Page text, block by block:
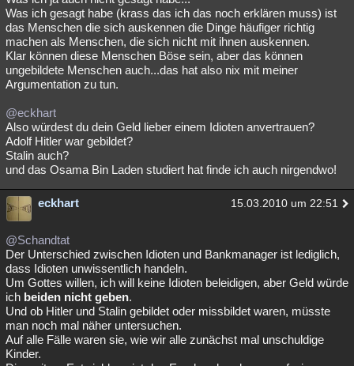
Philosophie Träume Orte Esoterik Literatur
Astronomie Helpdesk Gruppen Gaming Filme
Musik Clash Verbesserungen Allmystery English
Besucht Teilgenommen Alle Neue Geschlossen
Lesenswert
Was ich gesagt habe (krass das ich das noch erklären muss) ist
das Menschen die sich auskennen die Dinge häufiger richtig
machen als Menschen, die sich nicht mit ihnen auskennen.
Klar können diese Menschen Böse sein, aber das können
ungebildete Menschen auch...das hat also nix mit meiner
Argumentation zu tun.
@eckhart
Also würdest du dein Geld lieber einem Idioten anvertrauen?
Adolf Hitler war gebildet?
Stalin auch?
und das Osama Bin Laden studiert hat finde ich auch nirgendwo!
eckhart 15.03.2010 um 22:51
@Schandtat
Der Unterschied zwischen Idioten und Bankmanager ist lediglich,
dass Idioten unwissentlich handeln.
Um Gottes willen, ich will keine Idioten beleidigen, aber Geld würde
ich beiden nicht geben.
Und ob Hitler und Stalin gebildet oder missbildet waren, müsste
man noch mal näher untersuchen.
Auf alle Fälle waren sie, wie wir alle zunächst mal unschuldige
Kinder.